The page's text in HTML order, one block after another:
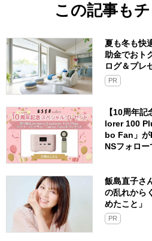
この記事もチ
夏も冬も快
助金でおト
ログ＆プレ
PR
【10周年
lorer 100
bo Fan」が
NSフォロー
飯島直子さ
の乱れから
めたこと」
PR